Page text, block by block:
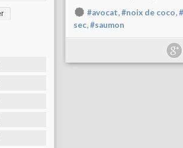
#avocat,#noix de coco,
sec,#saumon